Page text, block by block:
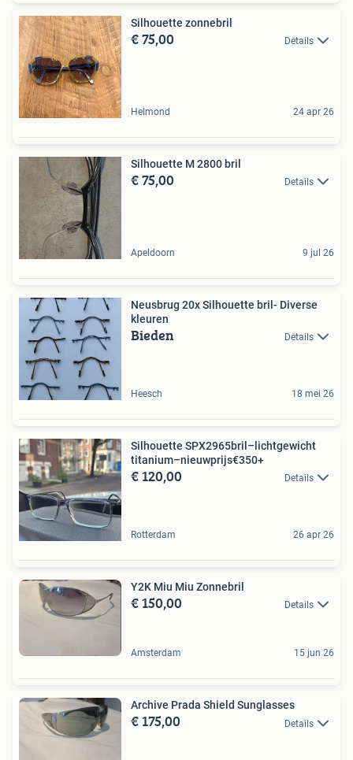
Silhouette zonnebril
€ 75,00 Details
Helmond 24 apr 26
Silhouette M 2800 bril
€ 75,00 Details
Apeldoorn 9 jul 26
Neusbrug 20x Silhouette bril- Diverse
kleuren
Bieden Details
Heesch 18 mei 26
Silhouette SPX2965bril–lichtgewicht
titanium–nieuwprijs€350+
€ 120,00 Details
Rotterdam 26 apr 26
Y2K Miu Miu Zonnebril
€ 150,00 Details
Amsterdam 15 jun 26
Archive Prada Shield Sunglasses
€ 175,00 Details